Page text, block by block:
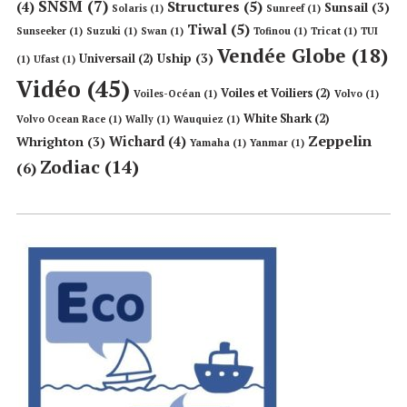
(4) SNSM (7) Solaris (1) Structures (5) Sunreef(1) Sunsail (3)
Sunseeker (1) Suzuki (1) Swan (1) Tiwal (5) Tofinou (1) Tricat (1) TUI
(1) Ufast (1) Universail (2) Uship (3) Vendée Globe (18)
Vidéo (45) Voiles-Océan (1) Voiles et Voiliers (2) Volvo (1)
Volvo Ocean Race (1) Wally (1) Wauquiez (1) White Shark(2)
Whrighton (3) Wichard (4) Yamaha (1) Yanmar (1) Zeppelin
(6) Zodiac (14)